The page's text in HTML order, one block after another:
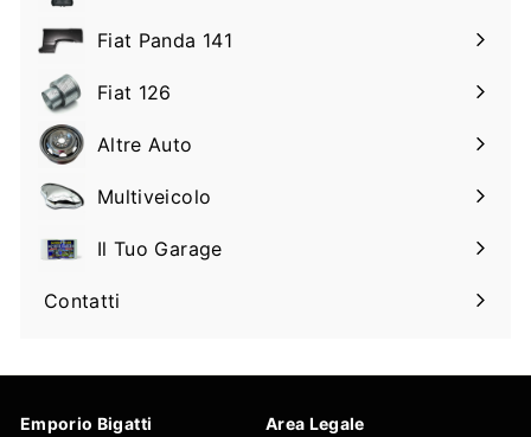
il
sottomenu
Fiat Panda 141
Espandi
il
sottomenu
Fiat 126
Espandi
il
sottomenu
Altre Auto
Espandi
il
sottomenu
Multiveicolo
Espandi
il
sottomenu
Il Tuo Garage
Espandi
il
Contatti
Emporio Bigatti Area Legale